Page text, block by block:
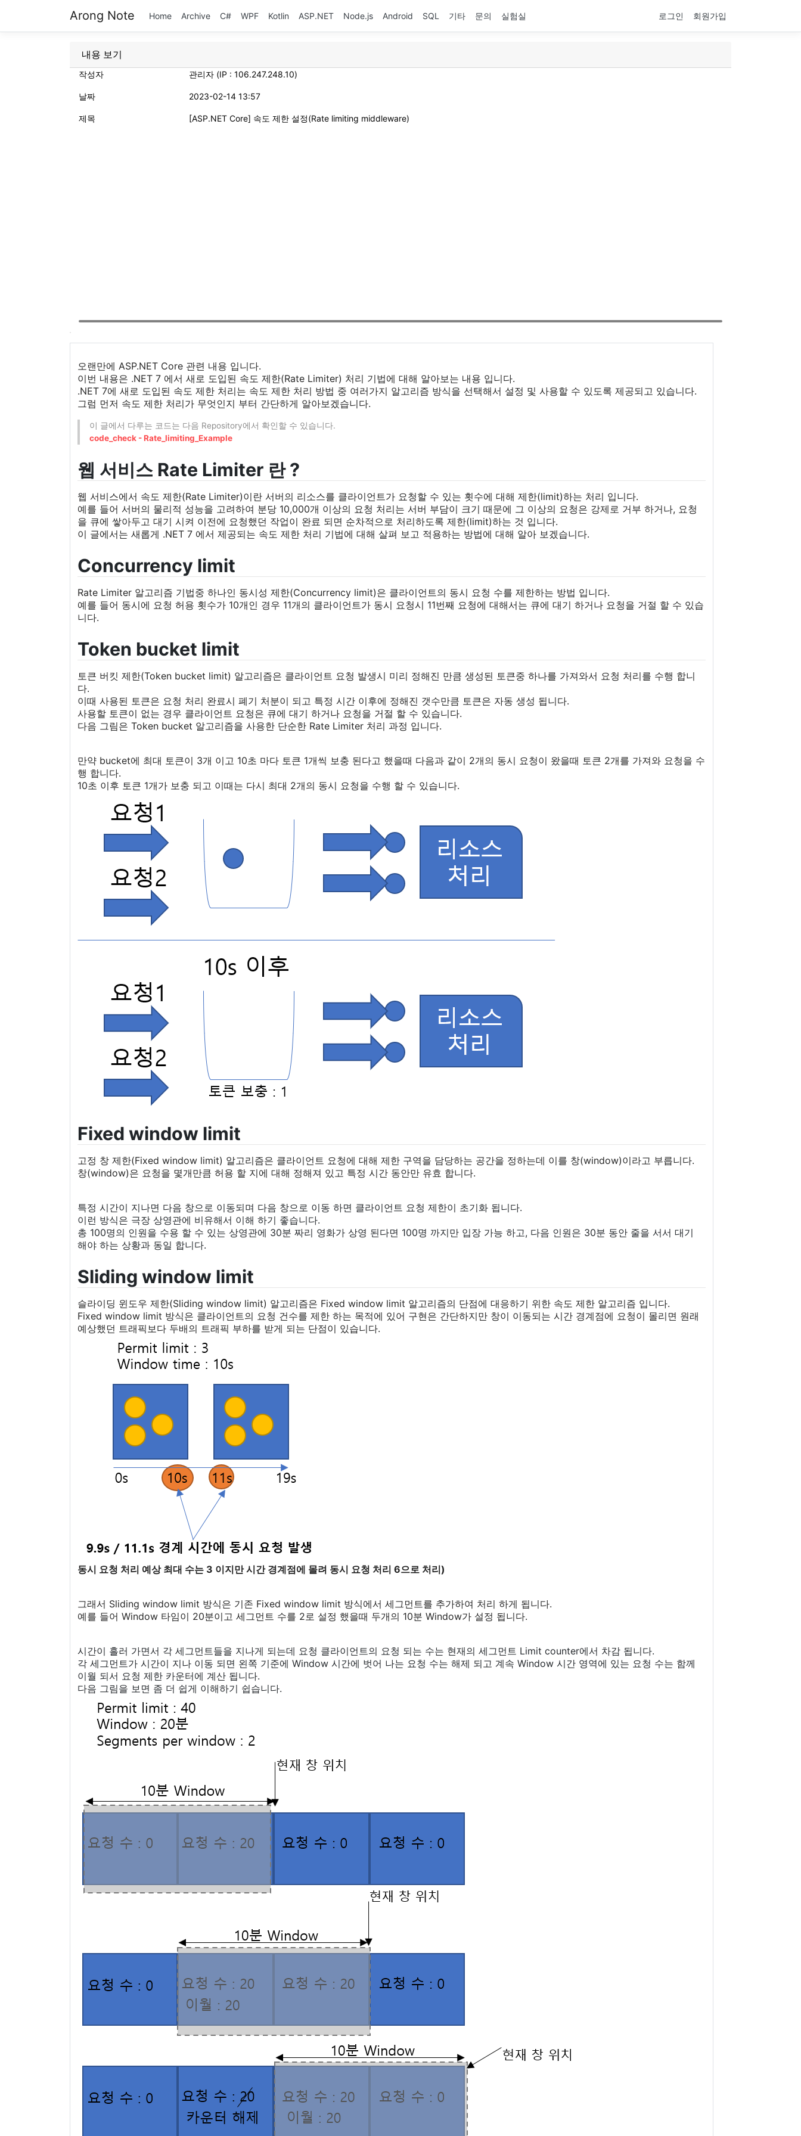
Arong Note Home Archive C# WPF Kotlin ASP.NET Node.js Android SQL 기타 문의 실험실 로그인 회원가입
내용 보기
작성자 관리자 (IP : 106.247.248.10)
날짜 2023-02-14 13:57
제목 [ASP.NET Core] 속도 제한 설정(Rate limiting middleware)
오랜만에 ASP.NET Core 관련 내용 입니다.
이번 내용은 .NET 7 에서 새로 도입된 속도 제한(Rate Limiter) 처리 기법에 대해 알아보는 내용 입니다.
.NET 7에 새로 도입된 속도 제한 처리는 속도 제한 처리 방법 중 여러가지 알고리즘 방식을 선택해서 설정 및 사용할 수 있도록 제공되고 있습니다.
그럼 먼저 속도 제한 처리가 무엇인지 부터 간단하게 알아보겠습니다.
이 글에서 다루는 코드는 다음 Repository에서 확인할 수 있습니다.
code_check - Rate_limiting_Example
웹 서비스 Rate Limiter 란 ?
웹 서비스에서 속도 제한(Rate Limiter)이란 서버의 리소스를 클라이언트가 요청할 수 있는 횟수에 대해 제한(limit)하는 처리 입니다.
예를 들어 서버의 물리적 성능을 고려하여 분당 10,000개 이상의 요청 처리는 서버 부담이 크기 때문에 그 이상의 요청은 강제로 거부 하거나, 요청
을 큐에 쌓아두고 대기 시켜 이전에 요청했던 작업이 완료 되면 순차적으로 처리하도록 제한(limit)하는 것 입니다.
이 글에서는 새롭게 .NET 7 에서 제공되는 속도 제한 처리 기법에 대해 살펴 보고 적용하는 방법에 대해 알아 보겠습니다.
Concurrency limit
Rate Limiter 알고리즘 기법중 하나인 동시성 제한(Concurrency limit)은 클라이언트의 동시 요청 수를 제한하는 방법 입니다.
예를 들어 동시에 요청 허용 횟수가 10개인 경우 11개의 클라이언트가 동시 요청시 11번째 요청에 대해서는 큐에 대기 하거나 요청을 거절 할 수 있습
니다.
Token bucket limit
토큰 버킷 제한(Token bucket limit) 알고리즘은 클라이언트 요청 발생시 미리 정해진 만큼 생성된 토큰중 하나를 가져와서 요청 처리를 수행 합니
다.
이때 사용된 토큰은 요청 처리 완료시 폐기 처분이 되고 특정 시간 이후에 정해진 갯수만큼 토큰은 자동 생성 됩니다.
사용할 토큰이 없는 경우 클라이언트 요청은 큐에 대기 하거나 요청을 거절 할 수 있습니다.
다음 그림은 Token bucket 알고리즘을 사용한 단순한 Rate Limiter 처리 과정 입니다.
만약 bucket에 최대 토큰이 3개 이고 10초 마다 토큰 1개씩 보충 된다고 했을때 다음과 같이 2개의 동시 요청이 왔을때 토큰 2개를 가져와 요청을 수
행 합니다.
10초 이후 토큰 1개가 보충 되고 이때는 다시 최대 2개의 동시 요청을 수행 할 수 있습니다.
Fixed window limit
고정 창 제한(Fixed window limit) 알고리즘은 클라이언트 요청에 대해 제한 구역을 담당하는 공간을 정하는데 이를 창(window)이라고 부릅니다.
창(window)은 요청을 몇개만큼 허용 할 지에 대해 정해져 있고 특정 시간 동안만 유효 합니다.
특정 시간이 지나면 다음 창으로 이동되며 다음 창으로 이동 하면 클라이언트 요청 제한이 초기화 됩니다.
이런 방식은 극장 상영관에 비유해서 이해 하기 좋습니다.
총 100명의 인원을 수용 할 수 있는 상영관에 30분 짜리 영화가 상영 된다면 100명 까지만 입장 가능 하고, 다음 인원은 30분 동안 줄을 서서 대기
해야 하는 상황과 동일 합니다.
Sliding window limit
슬라이딩 윈도우 제한(Sliding window limit) 알고리즘은 Fixed window limit 알고리즘의 단점에 대응하기 위한 속도 제한 알고리즘 입니다.
Fixed window limit 방식은 클라이언트의 요청 건수를 제한 하는 목적에 있어 구현은 간단하지만 창이 이동되는 시간 경계점에 요청이 몰리면 원래
예상했던 트래픽보다 두배의 트래픽 부하를 받게 되는 단점이 있습니다.
동시 요청 처리 예상 최대 수는 3 이지만 시간 경계점에 몰려 동시 요청 처리 6으로 처리)
그래서 Sliding window limit 방식은 기존 Fixed window limit 방식에서 세그먼트를 추가하여 처리 하게 됩니다.
예를 들어 Window 타임이 20분이고 세그먼트 수를 2로 설정 했을때 두개의 10분 Window가 설정 됩니다.
시간이 흘러 가면서 각 세그먼트들을 지나게 되는데 요청 클라이언트의 요청 되는 수는 현재의 세그먼트 Limit counter에서 차감 됩니다.
각 세그먼트가 시간이 지나 이동 되면 왼쪽 기준에 Window 시간에 벗어 나는 요청 수는 해제 되고 계속 Window 시간 영역에 있는 요청 수는 함께
이월 되서 요청 제한 카운터에 계산 됩니다.
다음 그림을 보면 좀 더 쉽게 이해하기 쉽습니다.